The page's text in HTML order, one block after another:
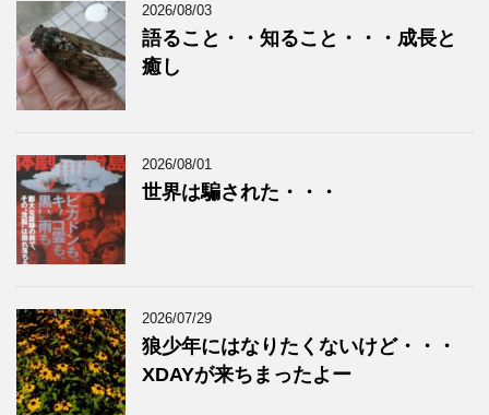
2026/08/03
語ること・・知ること・・・成長と
癒し
2026/08/01
世界は騙された・・・
2026/07/29
狼少年にはなりたくないけど・・・
XDAYが来ちまったよー